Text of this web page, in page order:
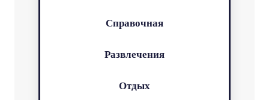
Справочная
Развлечения
Отдых